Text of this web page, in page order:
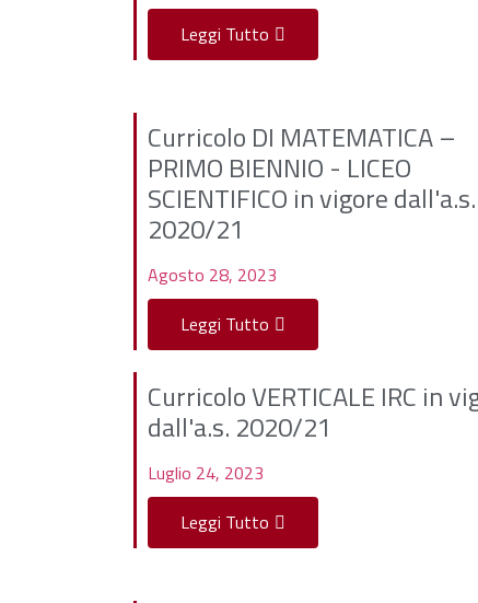
Leggi Tutto
Curricolo DI MATEMATICA –
PRIMO BIENNIO - LICEO
SCIENTIFICO in vigore dall'a.s.
2020/21
Agosto 28, 2023
Leggi Tutto
Curricolo VERTICALE IRC in
dall'a.s. 2020/21
Luglio 24, 2023
Leggi Tutto